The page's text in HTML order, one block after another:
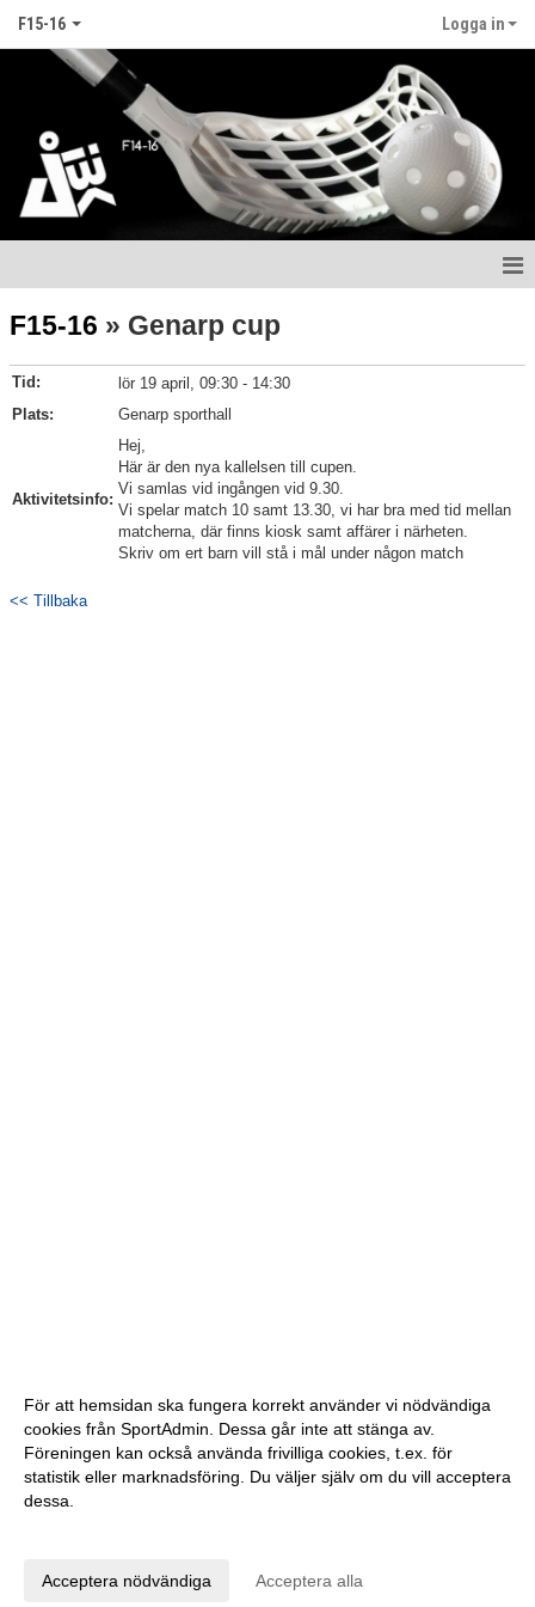
F15-16 Logga in
Kalender
F15-16 » Genarp cup
Tid:
lör 19 april, 09:30 - 14:30
Plats:
Genarp sporthall
Aktivitetsinfo:
Hej,
Här är den nya kallelsen till cupen.
Vi samlas vid ingången vid 9.30.
Vi spelar match 10 samt 13.30, vi har bra med tid mellan
matcherna, där finns kiosk samt affärer i närheten.
Skriv om ert barn vill stå i mål under någon match
<< Tillbaka
För att hemsidan ska fungera korrekt använder vi nödvändiga
cookies från SportAdmin. Dessa går inte att stänga av.
Föreningen kan också använda frivilliga cookies, t.ex. för
statistik eller marknadsföring. Du väljer själv om du vill acceptera
dessa.
Acceptera nödvändiga Acceptera alla